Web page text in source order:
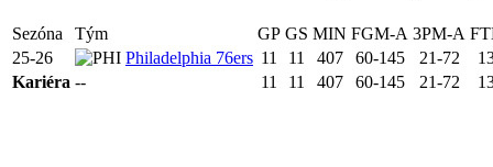
Sezóna Tým GP GS MIN FGM-A 3PM-A
25-26
Philadelphia 76ers 11 11 407 60-145 21-72
Kariéra -- 11 11 407 60-145 21-72